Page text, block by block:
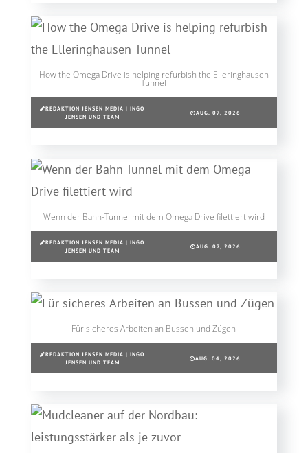
How the Omega Drive is helping refurbish the Elleringhausen
Tunnel
REDAKTION JENSEN MEDIA | INGO
JENSEN UND TEAM
AUG. 07, 2026
Wenn der Bahn-Tunnel mit dem Omega Drive filettiert wird
REDAKTION JENSEN MEDIA | INGO
JENSEN UND TEAM
AUG. 07, 2026
Für sicheres Arbeiten an Bussen und Zügen
REDAKTION JENSEN MEDIA | INGO
JENSEN UND TEAM
AUG. 04, 2026